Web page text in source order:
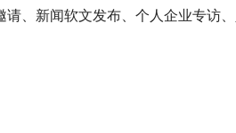
、新闻软文发布、个人企业专访